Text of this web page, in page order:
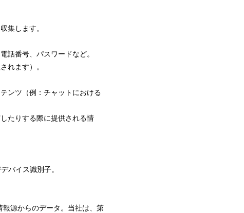
集します。
話番号、パスワードなど。
れます）。
ンツ（例：チャットにおける
たりする際に提供される情
バイス識別子。
源からのデータ。当社は、第